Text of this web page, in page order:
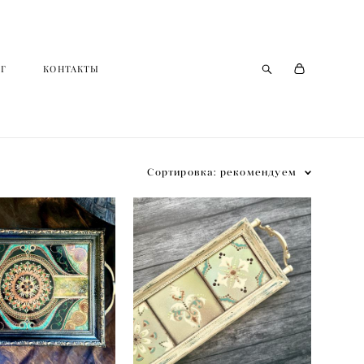
КОНТАКТЫ
КОНТАКТЫ
Сортировка: рекомендуем